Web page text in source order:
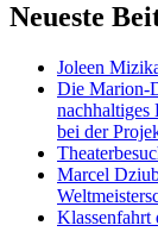
Neueste
Joleen
Die Marion-
nachhaltiges
bei der
Marcel
Klassenfahrt